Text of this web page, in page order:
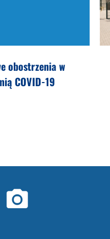
obostrzenia w
COVID-19